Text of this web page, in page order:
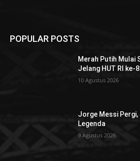
POPULAR POSTS
Merah Putih Mulai
Jelang HUT RI ke-
10 Agustus 2026
Jorge Messi Pergi,
Legenda
9 Agustus 2026